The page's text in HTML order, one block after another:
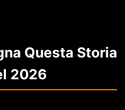
Questa Storia
2026